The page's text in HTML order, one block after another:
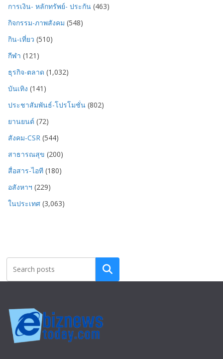
การเงิน- หลักทรัพย์- ประกัน (463)
กิจกรรม-ภาพสังคม (548)
กิน-เที่ยว (510)
กีฬา (121)
ธุรกิจ-ตลาด (1,032)
บันเทิง (141)
ประชาสัมพันธ์-โปรโมชั่น (802)
ยานยนต์ (72)
สังคม-CSR (544)
สาธารณสุข (200)
สื่อสาร-ไอที (180)
อสังหาฯ (229)
ในประเทศ (3,063)
Search